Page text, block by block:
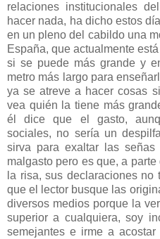
relaciones institucionales
hacer nada, ha dicho estos
en un pleno del cabildo una
España, que actualmente
si se puede más grande y
metro más largo para
ya se atreve a hacer cosas
vea quién la tiene más
él dice que el gasto,
sociales, no sería un
sirva para exaltar las
malgasto pero es que, a
la risa, sus declaraciones
que el lector busque las
diversos medios porque la
superior a cualquiera, soy
semejantes e irme a